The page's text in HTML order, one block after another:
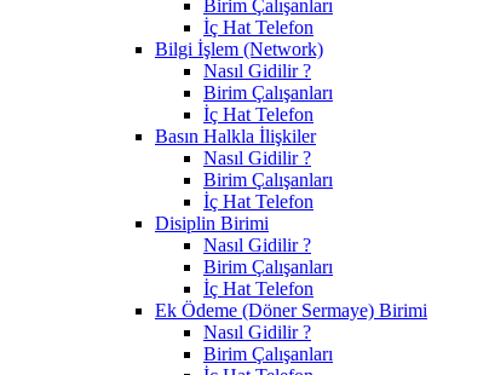
Birim Çalışanları
İç Hat Telefon
Bilgi İşlem (Network)
Nasıl Gidilir ?
Birim Çalışanları
İç Hat Telefon
Basın Halkla İlişkiler
Nasıl Gidilir ?
Birim Çalışanları
İç Hat Telefon
Disiplin Birimi
Nasıl Gidilir ?
Birim Çalışanları
İç Hat Telefon
Ek Ödeme (Döner Sermaye) Birimi
Nasıl Gidilir ?
Birim Çalışanları